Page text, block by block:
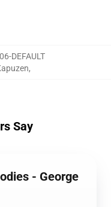
DEFAULT
,
Say
- George